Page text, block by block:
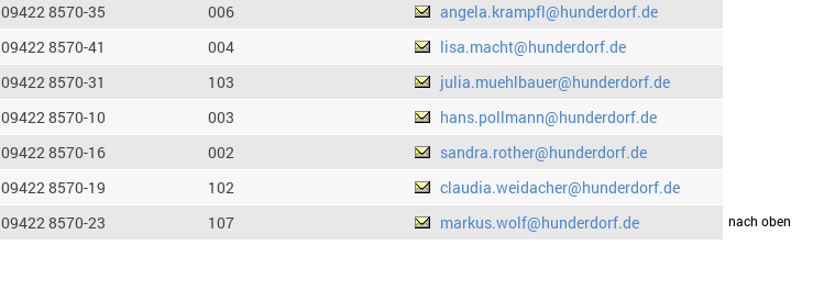
09422 8570-35 006
angela.krampfl@hunderdorf.de
09422 8570-41 004
lisa.macht@hunderdorf.de
09422 8570-31 103
julia.muehlbauer@hunderdorf.de
09422 8570-10 003
hans.pollmann@hunderdorf.de
09422 8570-16 002
sandra.rother@hunderdorf.de
09422 8570-19 102
claudia.weidacher@hunderdorf.de
09422 8570-23 107 markus.wolf@hunderdorf.dedrucken nach oben